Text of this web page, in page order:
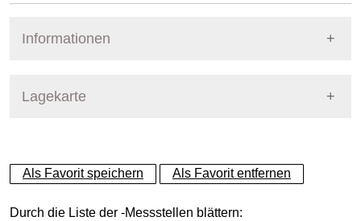
Informationen
Lagekarte
+
−
Als Favorit speichern Als Favorit entfernen
Durch die Liste der -Messstellen blättern: